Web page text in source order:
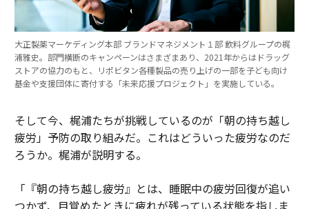
大正製薬マーケディング本部 ブランドマネジメント１部 飲料グループの梶
浦雅史。部門横断のキャンペーンはさまざまあり、2021年からはドラッグ
ストアの協力のもと、リポビタン各種製品の売り上げの一部を子ども向け
基金や支援団体に寄付する「未来応援プロジェクト」を実施している。
そして今、梶浦たちが挑戦しているのが「朝の持ち越し
疲労」予防の取り組みだ。これはどういった疲労なのだ
ろうか。梶浦が説明する。
「『朝の持ち越し疲労』とは、睡眠中の疲労回復が追い